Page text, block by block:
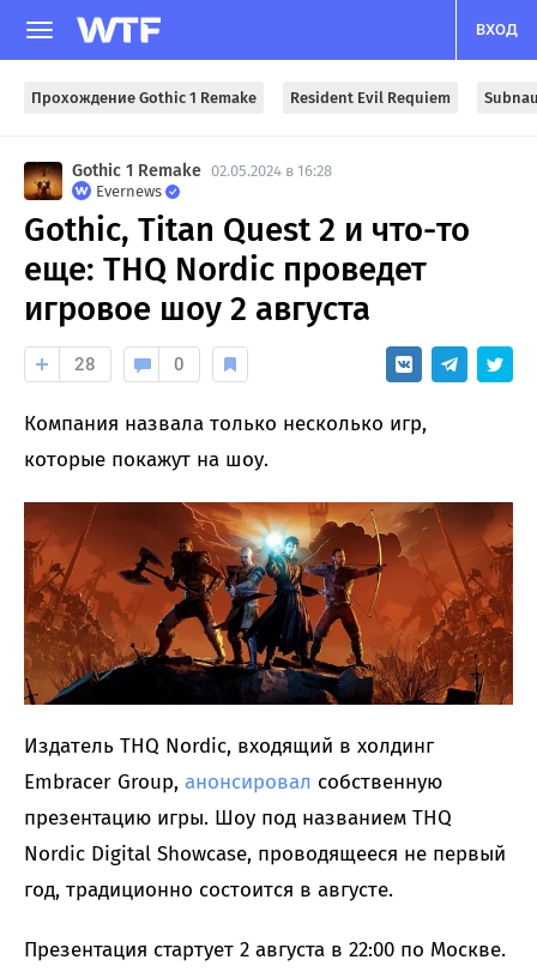
ВХОД
Прохождение Gothic 1 Remake Resident Evil Requiem
Gothic 1 Remake 02.05.2024 в 16:28
Evernews
Gothic, Titan Quest 2 и что-то
еще: THQ Nordic проведет
игровое шоу 2 августа
28 0
Компания назвала только несколько игр,
которые покажут на шоу.
Издатель THQ Nordic, входящий в холдинг
Embracer Group, анонсировал собственную
презентацию игры. Шоу под названием THQ
Nordic Digital Showcase, проводящееся не первый
год, традиционно состоится в августе.
Презентация стартует 2 августа в 22:00 по Москве.